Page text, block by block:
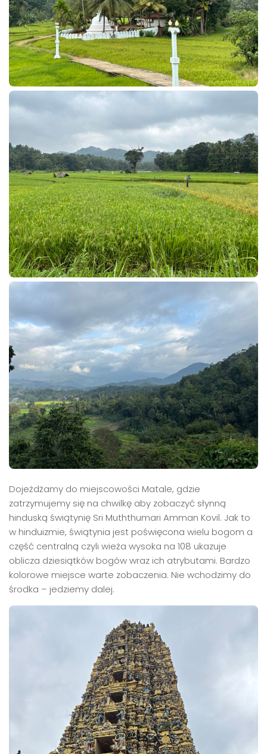
Dojeżdżamy do miejscowości Matale, gdzie
zatrzymujemy się na chwilkę aby zobaczyć słynną
hinduską świątynię Sri Muththumari Amman Kovil. Jak to
w hinduizmie, świątynia jest poświęcona wielu bogom a
część centralną czyli wieża wysoka na 108 ukazuje
oblicza dziesiątków bogów wraz ich atrybutami. Bardzo
kolorowe miejsce warte zobaczenia. Nie wchodzimy do
środka – jedziemy dalej.